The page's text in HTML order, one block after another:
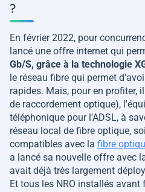
?
En février 2022, pour
lancé une offre internet qui
Gb/S, grâce à la technologie
le réseau fibre qui permet
rapides. Mais, pour en profiter,
de raccordement optique),
téléphonique pour l'ADSL, à
réseau local de fibre optique,
compatibles avec la fibre
a lancé sa nouvelle offre avec
avait déjà très largement
Et tous les NRO installés